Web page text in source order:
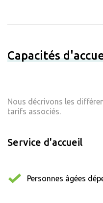
Capacités
Nous décrivons les
tarifs associés.
Service d'accueil
Personnes âgées